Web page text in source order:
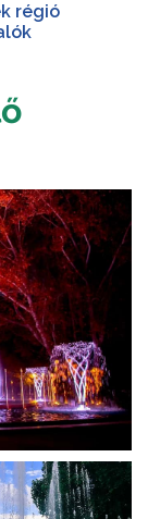
régió